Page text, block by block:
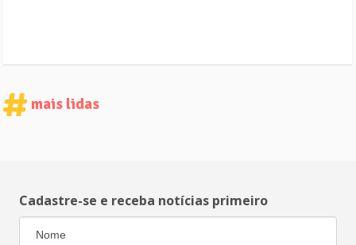
mais lidas
Cadastre-se e receba notícias primeiro